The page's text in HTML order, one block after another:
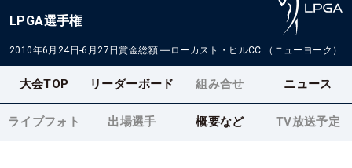
LPGA選手権
2010年6月24日-6月27日賞金総額 ― ローカスト・ヒルCC （ニューヨーク）
大会TOP リーダーボード 組み合せ ニュース
ライブフォト 出場選手 概要など TV放送予定